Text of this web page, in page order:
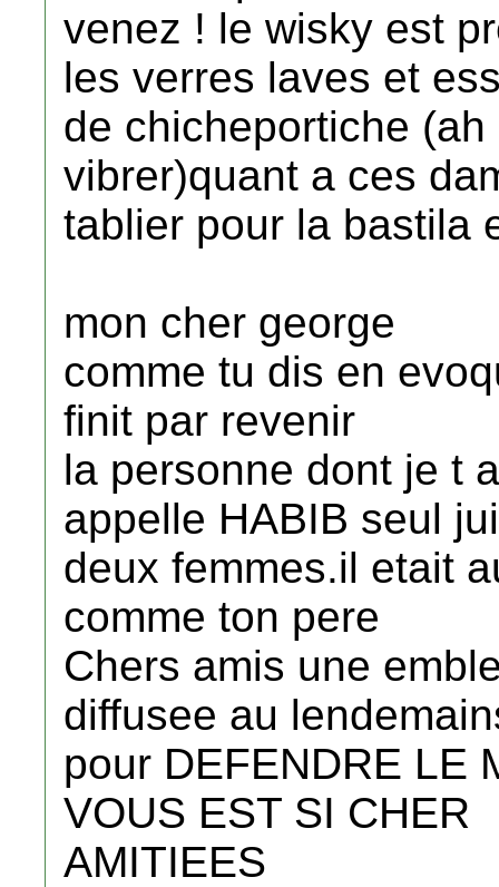
venez ! le wisky est
les verres laves et
de chicheportiche
vibrer)quant a ces
tablier pour la bastila
mon cher george
comme tu dis en
finit par revenir
la personne dont je t
appelle HABIB seul
deux femmes.il etait
comme ton pere
Chers amis une
diffusee au
pour DEFENDRE LE
VOUS EST SI CHER
AMITIEES